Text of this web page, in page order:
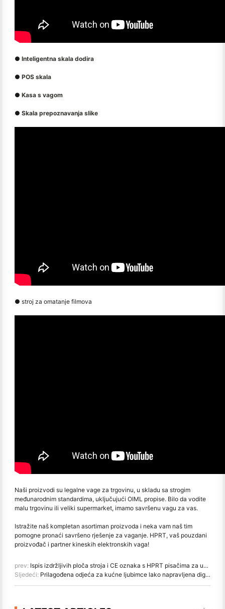
● Inteligentna skala dodira
● POS skala
● Kasa s vagom
● Skala prepoznavanja slike
● stroj za omatanje filmova
Naši proizvodi su legalne vage za trgovinu, u skladu sa strogim
međunarodnim standardima, uključujući OIML propise. Bilo da vodite
malu trgovinu ili veliki supermarket, imamo savršenu vagu za vas.
Istražite naš kompletan asortiman proizvoda i neka vam naš tim
pomogne pronaći savršeno rješenje za vaganje. HPRT, vaš pouzdani
proizvođač i partner kineskih elektronskih vaga!
prev: Ispis izdržljivih ploča stroja i CE oznaka s HPRT pisačima za usklađenost
Sljedeći: Prilagođena odjeća za kućne ljubimce lako napravljena digitalnim tiskačima za tkaninu